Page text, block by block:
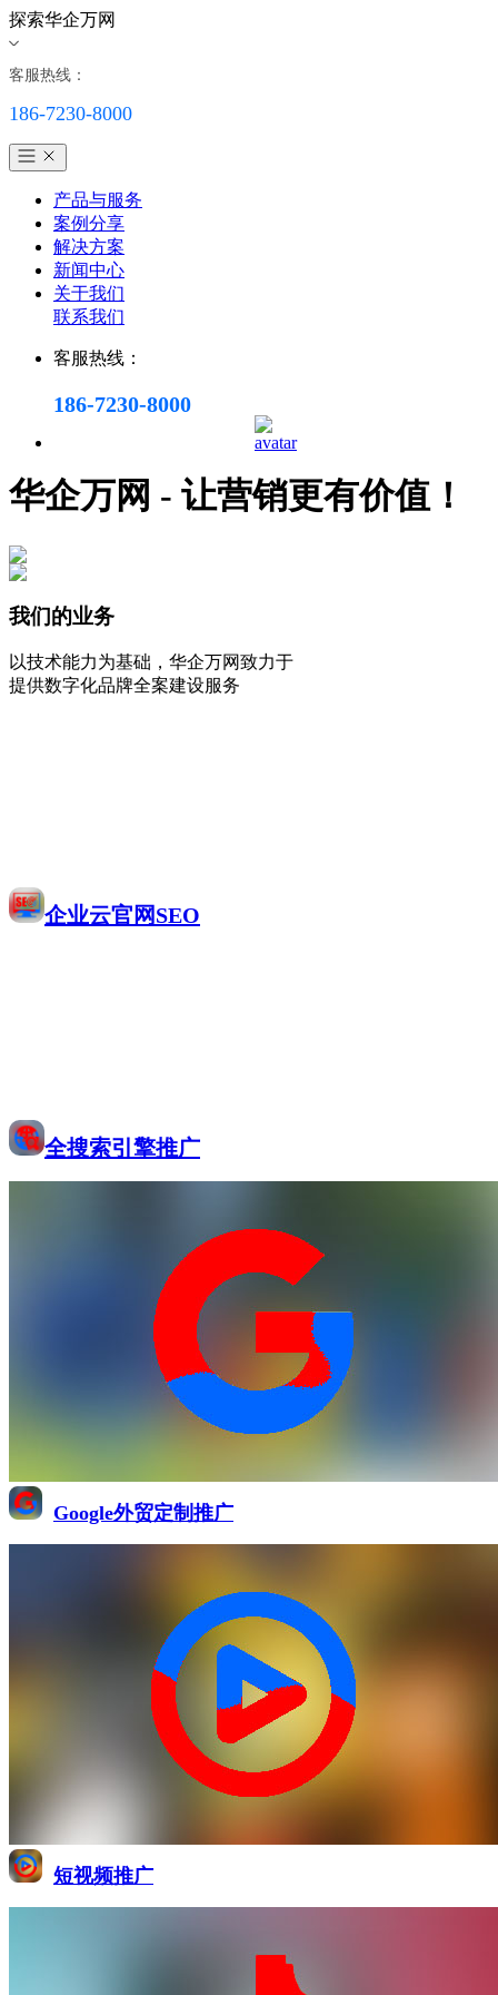
探索华企万网
客服热线：
186-7230-8000
产品与服务
案例分享
解决方案
新闻中心
关于我们
联系我们
客服热线：
186-7230-8000
华企万网 - 让营销更有价值！
我们的业务
以技术能力为基础，华企万网致力于
提供数字化品牌全案建设服务
企业云官网SEO
全搜索引擎推广
Google外贸定制推广
短视频推广